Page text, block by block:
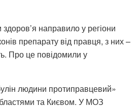
направило у регіони
препарату від правця, з них –
Про це повідомили у
людини протиправцевий»
та Києвом. У МОЗ